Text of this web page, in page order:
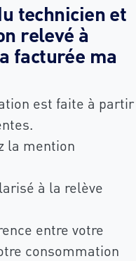
technicien et
relevé à
facturée ma
est faite à partir
la mention
à la relève
entre votre
consommation